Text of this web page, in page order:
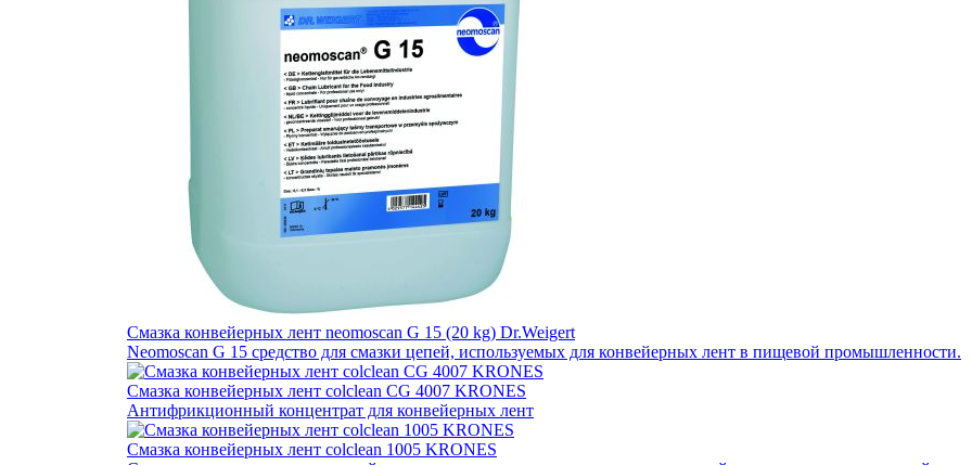
Cмазка конвейерных лент neomoscan G 15 (20 kg) Dr.Weigert
Neomoscan G 15 средство для смазки цепей, используемых для конвейерных лент в пищевой промышленности.
Cмазка конвейерных лент colclean CG 4007 KRONES
Антифрикционный концентрат для конвейерных лент
Cмазка конвейерных лент colclean 1005 KRONES